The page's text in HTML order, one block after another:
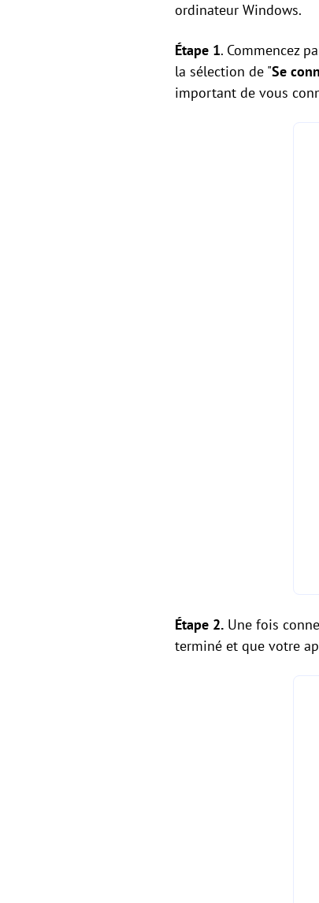
ordinateur Windows.
Étape 1. Commencez
la sélection de "Se
important de vous
Étape 2. Une fois
terminé et que votre